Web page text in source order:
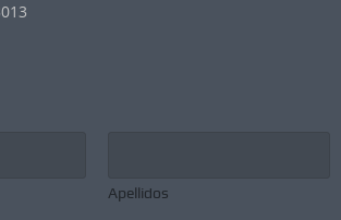
Apellidos